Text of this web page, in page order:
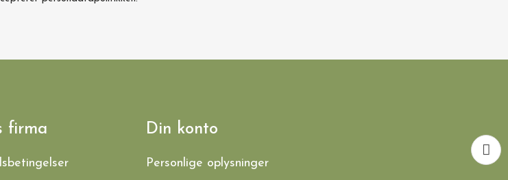
firma Din konto
Personlige oplysninger